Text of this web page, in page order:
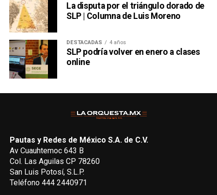
La disputa por el triángulo dorado de
SLP | Columna de Luis Moreno
DESTACADAS 4 años
SLP podría volver en enero a clases
online
Pautas y Redes de México S.A. de C.V.
Av Cuauhtemoc 643 B
Col. Las Aguilas CP 78260
San Luis Potosí, S.L.P.
Teléfono 444 2440971